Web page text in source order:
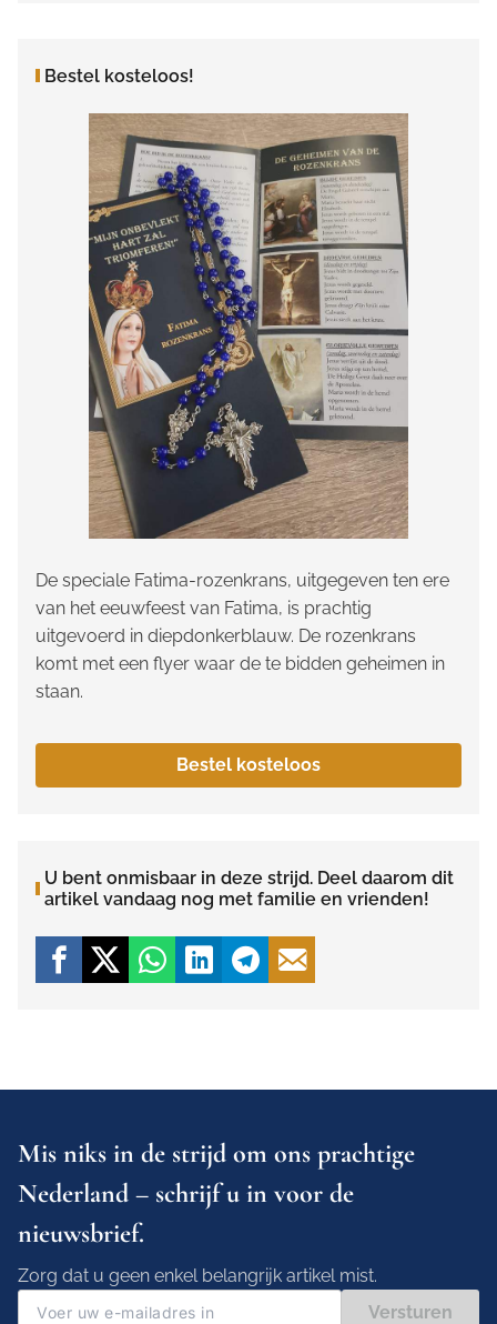
Bestel kosteloos!
De speciale Fatima-rozenkrans, uitgegeven ten ere
van het eeuwfeest van Fatima, is prachtig
uitgevoerd in diepdonkerblauw. De rozenkrans
komt met een flyer waar de te bidden geheimen in
staan.
Bestel kosteloos
U bent onmisbaar in deze strijd. Deel daarom dit
artikel vandaag nog met familie en vrienden!
Mis niks in de strijd om ons prachtige
Nederland – schrijf u in voor de
nieuwsbrief.
Zorg dat u geen enkel belangrijk artikel mist.
Versturen